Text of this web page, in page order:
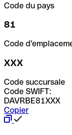
Code du pays
81
Code
XXX
Code succursale
Code SWIFT:
DAVRBE81XXX
Copier